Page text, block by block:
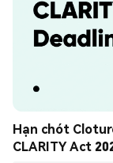
Hạn chót
CLARITY Act